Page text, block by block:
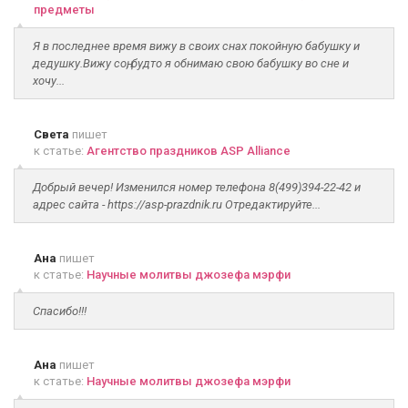
предметы
Я в последнее время вижу в своих снах покойную бабушку и
дедушку.Вижу соң, будто я обнимаю свою бабушку во сне и
хочу...
Света пишет
к статье: Агентство праздников ASP Alliance
Добрый вечер! Изменился номер телефона 8(499)394-22-42 и
адрес сайта - https://asp-prazdnik.ru Отредактируйте...
Ана пишет
к статье: Научные молитвы джозефа мэрфи
Спасибо!!!
Ана пишет
к статье: Научные молитвы джозефа мэрфи